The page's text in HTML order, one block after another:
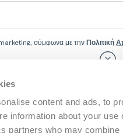
content and ads, to
information about your
partners who may combine
σύμφωνα με τηνΠολιτική
Πελατών